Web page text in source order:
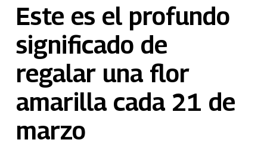
Este es el profundo
significado de
regalar una flor
amarilla cada 21 de
marzo